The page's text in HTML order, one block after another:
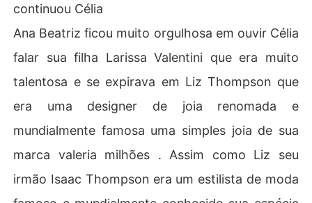
continuou Célia
Ana Beatriz ficou muito orgulhosa em ouvir Célia
falar sua filha Larissa Valentini que era muito
talentosa e se expirava em Liz Thompson que
era uma designer de joia renomada e
mundialmente famosa uma simples joia de sua
marca valeria milhões . Assim como Liz seu
irmão Isaac Thompson era um estilista de moda